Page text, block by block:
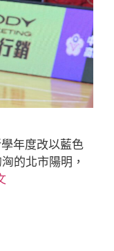
年度改以藍色
的北市陽明，